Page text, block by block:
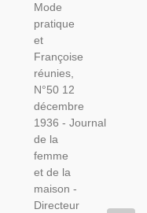
Réunies,
12 Déc
1936
N°50 -
Mode
1930,
Magazines
Mode,
Couture,
Recettes
Cuisine
D'hiver
Mode
pratique
et
Françoise
réunies,
N°50 12
décembre
1936 - Journal
de la
femme
et de la
maison -
Directeur